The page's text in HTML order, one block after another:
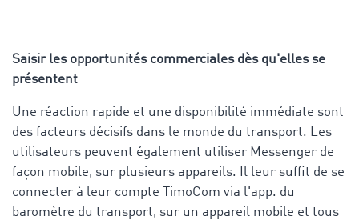
Saisir les opportunités commerciales dès qu'elles se
présentent
Une réaction rapide et une disponibilité immédiate sont
des facteurs décisifs dans le monde du transport. Les
utilisateurs peuvent également utiliser Messenger de
façon mobile, sur plusieurs appareils. Il leur suffit de se
connecter à leur compte TimoCom via l'app. du
baromètre du transport, sur un appareil mobile et tous